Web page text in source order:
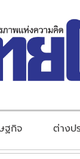
ฐกิจ ต่างป